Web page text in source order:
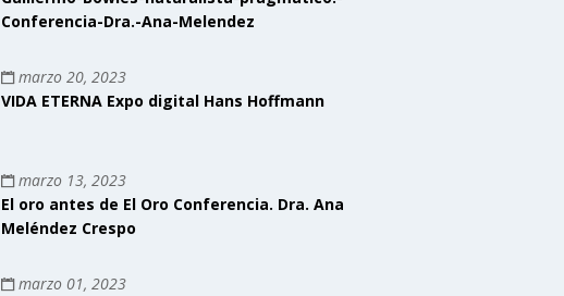
Conferencia-Dra.-Ana-Melendez
marzo 20, 2023
VIDA ETERNA Expo digital Hans Hoffmann
marzo 13, 2023
El oro antes de El Oro Conferencia. Dra. Ana
Meléndez Crespo
marzo 01, 2023